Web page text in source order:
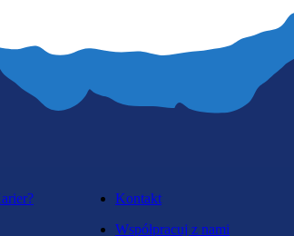
Kontakt
Współpracuj z nami